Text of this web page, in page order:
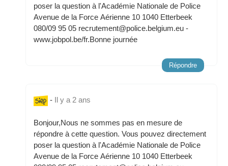
poser la question à l'Académie Nationale de Police
Avenue de la Force Aérienne 10 1040 Etterbeek
080/09 95 05 recrutement@police.belgium.eu -
www.jobpol.be/fr.Bonne journée
Répondre
- Il y a 2 ans
Bonjour,Nous ne sommes pas en mesure de
répondre à cette question. Vous pouvez directement
poser la question à l'Académie Nationale de Police
Avenue de la Force Aérienne 10 1040 Etterbeek